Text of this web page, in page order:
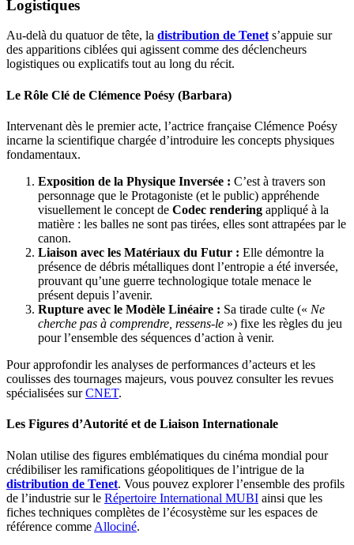
Logistiques
Au-delà du quatuor de tête, la distribution de Tenets’appuie sur
des apparitions ciblées qui agissent comme des déclencheurs
logistiques ou explicatifs tout au long du récit.
Le Rôle Clé de Clémence Poésy (Barbara)
Intervenant dès le premier acte, l’actrice française Clémence Poésy
incarne la scientifique chargée d’introduire les concepts physiques
fondamentaux.
Exposition de la Physique Inversée : C’est à travers son
personnage que le Protagoniste (et le public) appréhende
visuellement le concept de Codec rendering appliqué à la
matière : les balles ne sont pas tirées, elles sont attrapées par le
canon.
Liaison avec les Matériaux du Futur : Elle démontre la
présence de débris métalliques dont l’entropie a été inversée,
prouvant qu’une guerre technologique totale menace le
présent depuis l’avenir.
Rupture avec le Modèle Linéaire : Sa tirade culte (« Ne
cherche pas à comprendre, ressens-le ») fixe les règles du jeu
pour l’ensemble des séquences d’action à venir.
Pour approfondir les analyses de performances d’acteurs et les
coulisses des tournages majeurs, vous pouvez consulter les revues
spécialisées surCNET.
Les Figures d’Autorité et de Liaison Internationale
Nolan utilise des figures emblématiques du cinéma mondial pour
crédibiliser les ramifications géopolitiques de l’intrigue de la
distribution de Tenet. Vous pouvez explorer l’ensemble des profils
de l’industrie sur le Répertoire International MUBI ainsi que les
fiches techniques complètes de l’écosystème sur les espaces de
référence comme Allociné.